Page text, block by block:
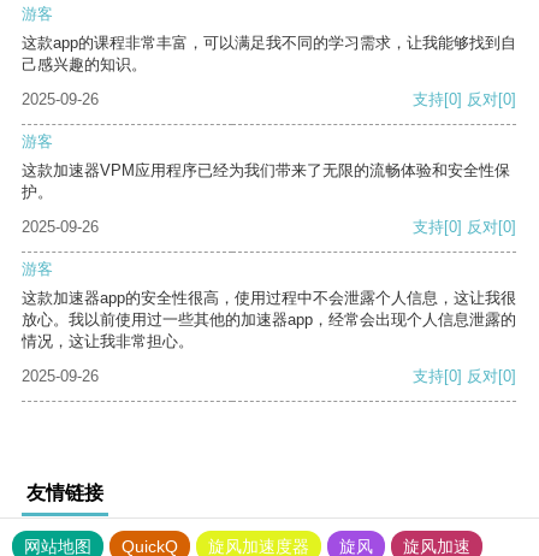
游客
这款app的课程非常丰富，可以满足我不同的学习需求，让我能够找到自
己感兴趣的知识。
2025-09-26
支持[0] 反对[0]
游客
这款加速器VPM应用程序已经为我们带来了无限的流畅体验和安全性保
护。
2025-09-26
支持[0] 反对[0]
游客
这款加速器app的安全性很高，使用过程中不会泄露个人信息，这让我很
放心。我以前使用过一些其他的加速器app，经常会出现个人信息泄露的
情况，这让我非常担心。
2025-09-26
支持[0] 反对[0]
友情链接
网站地图 QuickQ 旋风加速度器 旋风 旋风加速